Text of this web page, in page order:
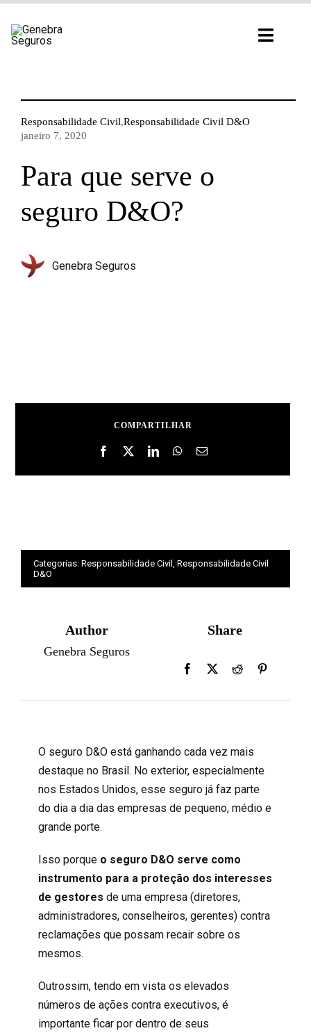
para
Responsabilidade Civil,Responsabilidade Civil D&O
janeiro 7, 2020
Para que serve o
seguro D&O?
Genebra Seguros
COMPARTILHAR
Categorias: Responsabilidade Civil , Responsabilidade Civil
D&O
Author
Genebra Seguros
Share
O seguro D&O está ganhando cada vez mais
destaque no Brasil. No exterior, especialmente
nos Estados Unidos, esse seguro já faz parte
do dia a dia das empresas de pequeno, médio e
grande porte.
Isso porque o seguro D&O serve como
instrumento para a proteção dos interesses
de gestores de uma empresa (diretores,
administradores, conselheiros, gerentes) contra
reclamações que possam recair sobre os
mesmos.
Outrossim, tendo em vista os elevados
números de ações contra executivos, é
importante ficar por dentro de seus